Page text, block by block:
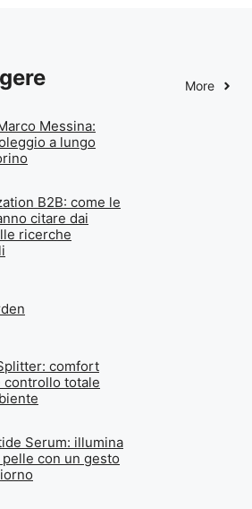
More
Messina:
a lungo
B2B: come le
citare dai
ricerche
comfort
controllo totale
Serum: illumina
con un gesto